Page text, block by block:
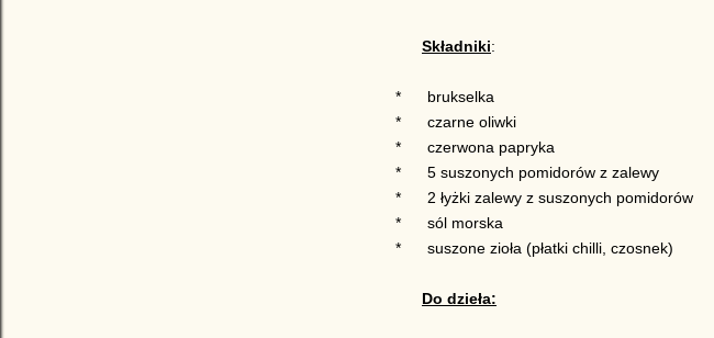
Składniki:
*
brukselka
*
czarne oliwki
*
czerwona papryka
*
5 suszonych pomidorów z zalewy
*
2 łyżki zalewy z suszonych pomidorów
*
sól morska
*
suszone zioła (płatki chilli, czosnek)
Do dzieła: